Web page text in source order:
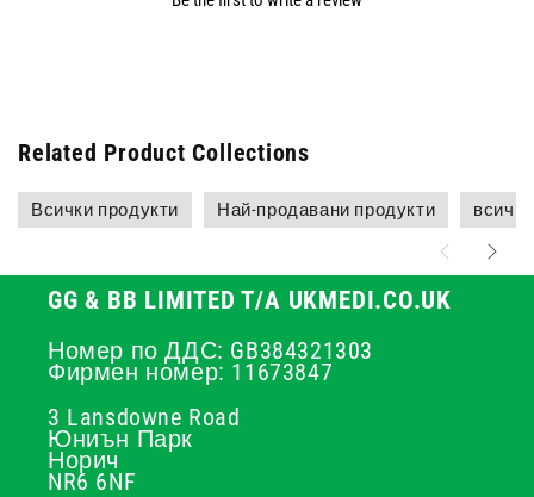
Related Product Collections
Всички продукти Най-продавани продукти всичко
GG & BB LIMITED T/A UKMEDI.CO.UK
Номер по ДДС: GB384321303
Фирмен номер: 11673847
3 Lansdowne Road
Юниън Парк
Норич
NR6 6NF